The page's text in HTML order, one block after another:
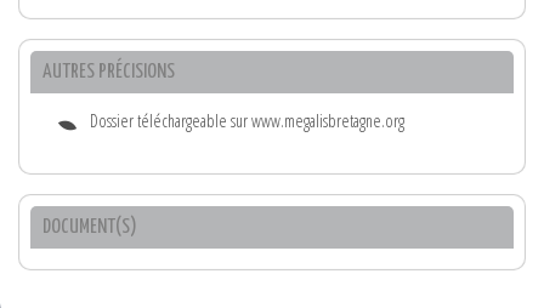
AUTRES PRÉCISIONS
Dossier téléchargeable sur www.megalisbretagne.org
DOCUMENT(S)